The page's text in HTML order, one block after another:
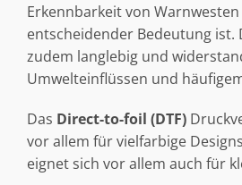
Erkennbarkeit von
entscheidender Bedeutung ist.
zudem langlebig und
Umwelteinflüssen und
Das Direct-to-foil (DTF)
vor allem für vielfarbige
eignet sich vor allem auch für